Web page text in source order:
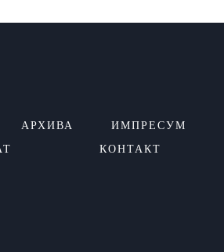
АРХИВА ИМПРЕСУМ
КОНТАКТ